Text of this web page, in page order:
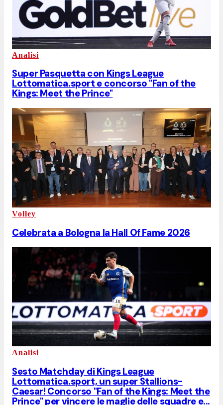
Analisi
Super Pasquetta con Kings League
Lottomatica.sport e concorso "Fan of the
Kings: Meet the Prince"
Volley
Celebrata a Bologna la Hall Of Fame 2026
Analisi
Sesto Matchday di Kings League
Lottomatica.sport, un super Stallions-
Caesar! Concorso "Fan of the Kings: Meet the
Prince" per vincere le maglie delle squadre e...